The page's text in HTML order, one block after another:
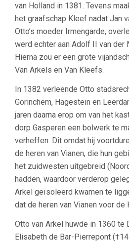
van Holland in 1381. Tevens
het graafschap Kleef nadat Jan
Otto’s moeder Irmengarde,
werd echter aan Adolf II van der
Hierna zou er een grote
Van Arkels en Van Kleefs.
In 1382 verleende Otto
Gorinchem, Hagestein en
jaren daarna erop om van het
dorp Gasperen een bolwerk te
verheffen. Dit omdat hij
de heren van Vianen, die hun
het zuidwesten uitgebreid
hadden, waardoor verderop
Arkel geïsoleerd kwamen te
dat de heren van Vianen voor de
Otto van Arkel huwde in 1360 te
Elisabeth de Bar-Pierrepont